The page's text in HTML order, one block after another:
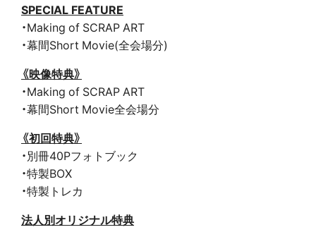
SPECIAL FEATURE
・Making of SCRAP ART
・幕間Short Movie(全会場分)
《映像特典》
・Making of SCRAP ART
・幕間Short Movie全会場分
《初回特典》
・別冊40Pフォトブック
・特製BOX
・特製トレカ
法人別オリジナル特典